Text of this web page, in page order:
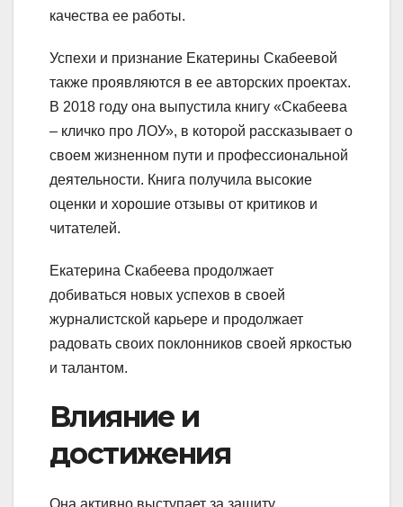
качества ее работы.
Успехи и признание Екатерины Скабеевой
также проявляются в ее авторских проектах.
В 2018 году она выпустила книгу «Скабеева
– кличко про ЛОУ», в которой рассказывает о
своем жизненном пути и профессиональной
деятельности. Книга получила высокие
оценки и хорошие отзывы от критиков и
читателей.
Екатерина Скабеева продолжает
добиваться новых успехов в своей
журналистской карьере и продолжает
радовать своих поклонников своей яркостью
и талантом.
Влияние и
достижения
Она активно выступает за защиту